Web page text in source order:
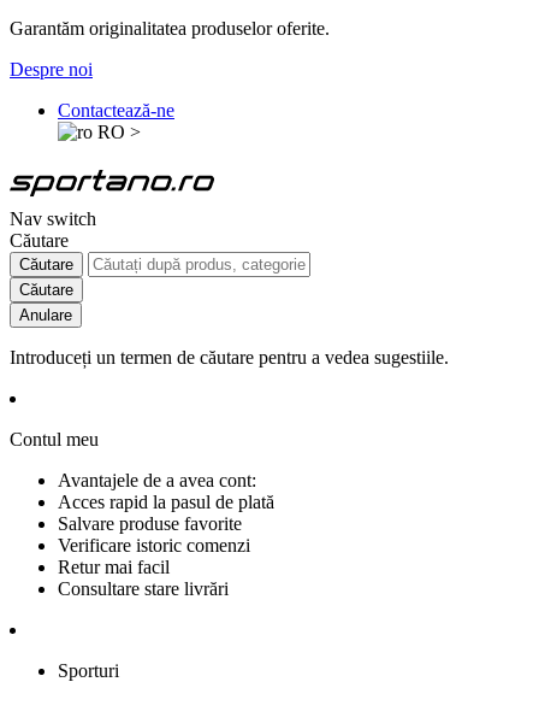
Garantăm originalitatea produselor oferite.
Despre noi
Contactează-ne
RO >
Nav switch
Căutare
Căutare
Căutare
Anulare
Introduceți un termen de căutare pentru a vedea sugestiile.
Contul meu
Avantajele de a avea cont:
Acces rapid la pasul de plată
Salvare produse favorite
Verificare istoric comenzi
Retur mai facil
Consultare stare livrări
Sporturi